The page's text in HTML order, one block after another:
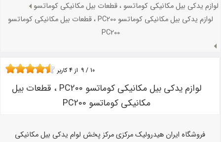
لوازم یدکی بیل مکانیکی کوماتسو ، قطعات بیل مکانیکی کوماتسو
لوازم یدکی بیل مکانیکی کوماتسو PC200 ، قطعات بیل مکانیکی کوماتسو
PC200
لوازم یدکی بیل مکانیکی کوماتسو PC200 ، قطعات بیل
مکانیکی کوماتسو PC200
9 / 10 از 4کاربر
فروشگاه ایران هیدرولیک مرکزی مرکز پخش لوام یدکی بیل مکانیکی